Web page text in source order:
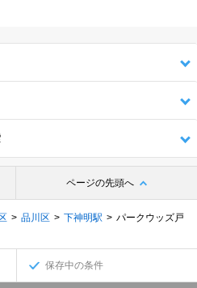
ページの先頭へ
品川区 下神明駅
パークウッズ戸
保存中の条件